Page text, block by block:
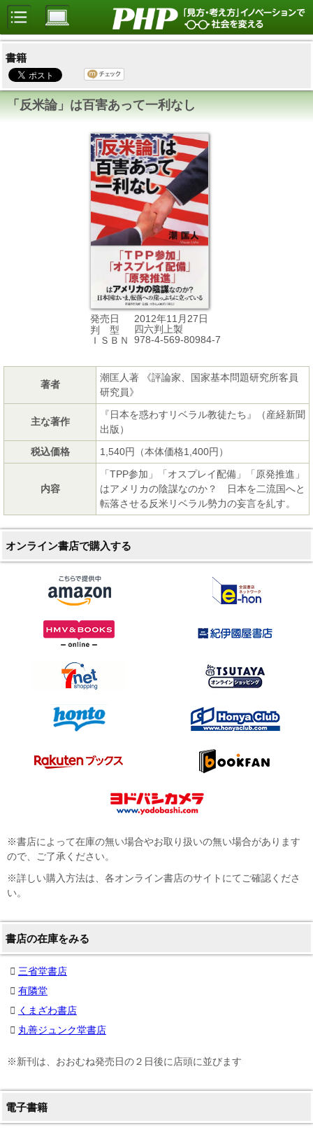
書籍
「反米論」は百害あって一利なし
発売日
2012年11月27日
判 型
四六判上製
ＩＳＢＮ
978-4-569-80984-7
著者
潮匡人著 《評論家、国家基本問題研究所客員
研究員》
主な著作
『日本を惑わすリベラル教徒たち』（産経新聞
出版）
税込価格
1,540円（本体価格1,400円）
内容
「TPP参加」「オスプレイ配備」「原発推進」
はアメリカの陰謀なのか？ 日本を二流国へと
転落させる反米リベラル勢力の妄言を糺す。
オンライン書店で購入する
※書店によって在庫の無い場合やお取り扱いの無い場合があります
ので、ご了承ください。
※詳しい購入方法は、各オンライン書店のサイトにてご確認くださ
い。
書店の在庫をみる
三省堂書店
有隣堂
くまざわ書店
丸善ジュンク堂書店
※新刊は、おおむね発売日の２日後に店頭に並びます
電子書籍